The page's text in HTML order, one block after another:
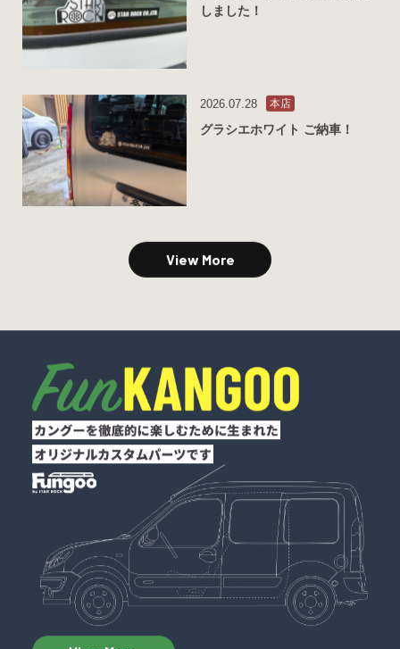
しました！
2026.07.28 本店
グラシエホワイト ご納車！
View More